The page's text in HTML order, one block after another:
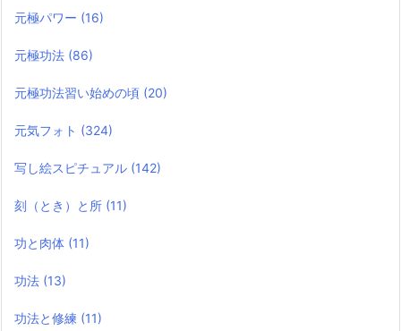
元極パワー (16)
元極功法 (86)
元極功法習い始めの頃 (20)
元気フォト (324)
写し絵スピチュアル (142)
刻（とき）と所 (11)
功と肉体 (11)
功法 (13)
功法と修練 (11)